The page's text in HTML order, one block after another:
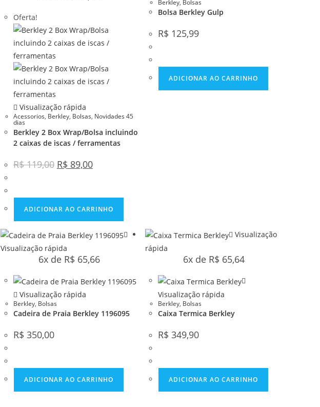
Oferta!
Visualização rápida
Acessorios, Berkley, Bolsas, Novidades 45
dias
Berkley 2 Box Wrap/Bolsa incluindo
2 caixas de iscas / ferramentas
R$119,00 R$ 89,00
ADICIONAR AO CARRINHO
Berkley, Bolsas
Bolsa Berkley Gulp
R$ 125,99
ADICIONAR AO CARRINHO
Visualização rápida
6x de R$ 65,66
Visualização rápida
Berkley, Bolsas
Cadeira de Praia Berkley 1196095
R$ 350,00
ADICIONAR AO CARRINHO
Visualização
rápida
6x de R$ 65,64
Visualização rápida
Berkley, Bolsas
Caixa Termica Berkley
R$ 349,90
ADICIONAR AO CARRINHO